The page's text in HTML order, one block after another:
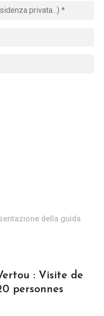
della guida
: Visite de
personnes